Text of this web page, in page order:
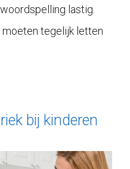
lastig.
tegelijk letten
bij kinderen